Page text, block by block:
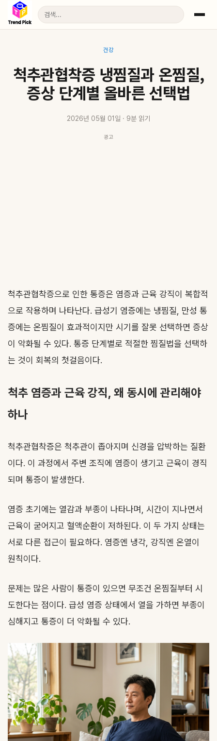
건강
척추관협착증 냉찜질과 온찜질,
증상 단계별 올바른 선택법
2026년 05월 01일 · 9분 읽기
광고
척추관협착증으로 인한 통증은 염증과 근육 강직이 복합적
으로 작용하며 나타난다. 급성기 염증에는 냉찜질, 만성 통
증에는 온찜질이 효과적이지만 시기를 잘못 선택하면 증상
이 악화될 수 있다. 통증 단계별로 적절한 찜질법을 선택하
는 것이 회복의 첫걸음이다.
척추 염증과 근육 강직, 왜 동시에 관리해야
하나
척추관협착증은 척추관이 좁아지며 신경을 압박하는 질환
이다. 이 과정에서 주변 조직에 염증이 생기고 근육이 경직
되며 통증이 발생한다.
염증 초기에는 열감과 부종이 나타나며, 시간이 지나면서
근육이 굳어지고 혈액순환이 저하된다. 이 두 가지 상태는
서로 다른 접근이 필요하다. 염증엔 냉각, 강직엔 온열이
원칙이다.
문제는 많은 사람이 통증이 있으면 무조건 온찜질부터 시
도한다는 점이다. 급성 염증 상태에서 열을 가하면 부종이
심해지고 통증이 더 악화될 수 있다.